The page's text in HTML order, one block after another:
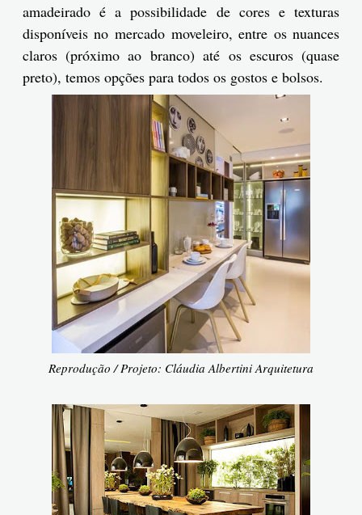
amadeirado é a possibilidade de cores e texturas
disponíveis no mercado moveleiro, entre os nuances
claros (próximo ao branco) até os escuros (quase
preto), temos opções para todos os gostos e bolsos.
Reprodução / Projeto: Cláudia Albertini Arquitetura